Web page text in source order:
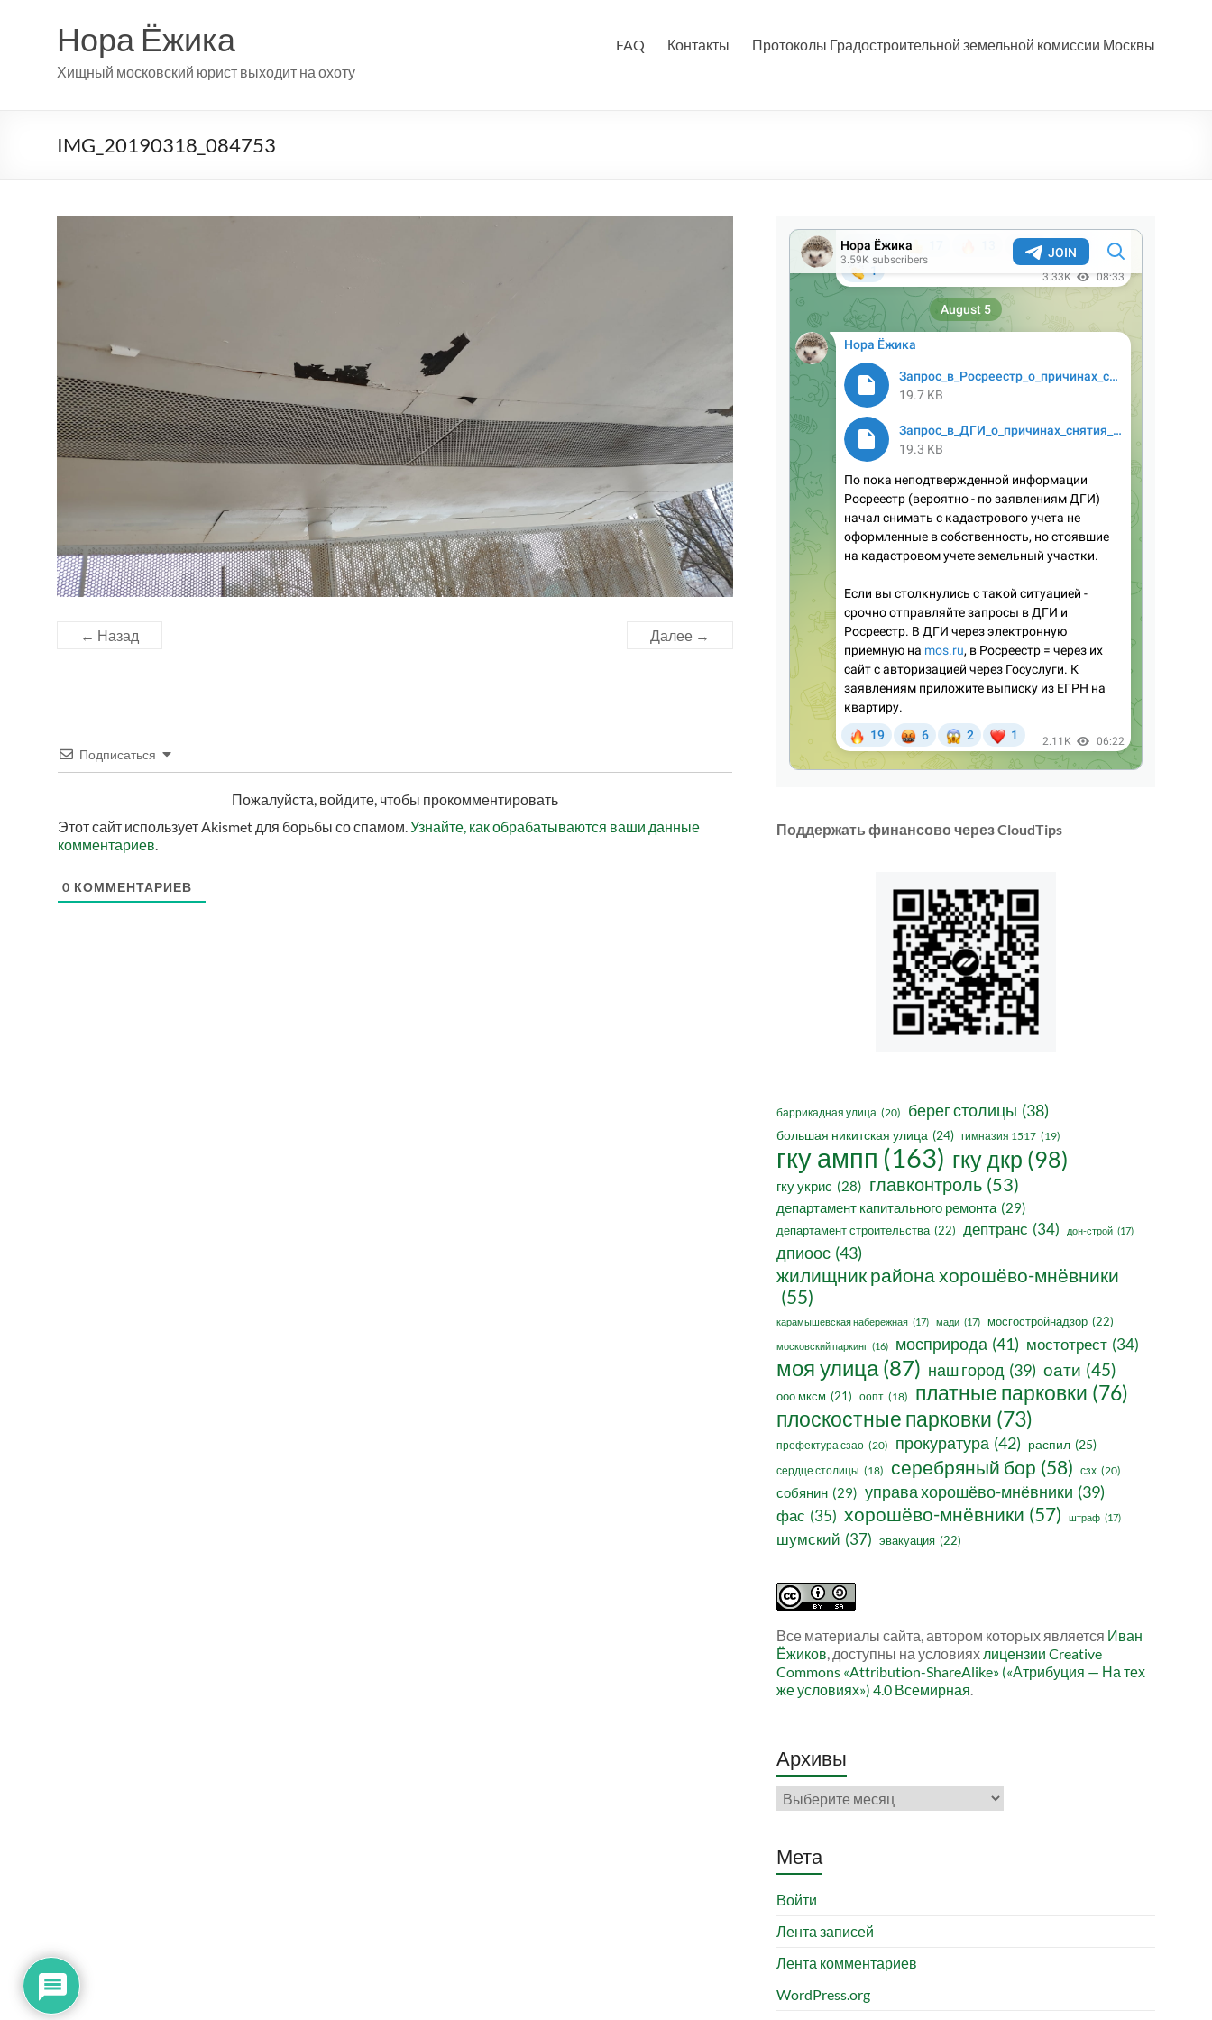
содержимомуНора Ёжика
Хищный московский юрист выходит на охоту
FAQ Контакты Протоколы Градостроительной земельной комиссии Москвы
IMG_20190318_084753
← Назад Далее →
Подписаться
Пожалуйста, войдите, чтобы прокомментировать
Этот сайт использует Akismet для борьбы со спамом.Узнайте, как обрабатываются ваши данные
комментариев.
0 КОММЕНТАРИЕВ
Поддержать финансово через CloudTips
баррикадная улица (20) берег столицы (38)
большая никитская улица (24) гимназия 1517 (19)
гку ампп (163) гку дкр (98)
гку укрис (28) главконтроль (53)
департамент капитального ремонта (29)
департамент строительства (22) дептранс (34) дон-строй (17)
дпиоос (43)
жилищник района хорошёво-мнёвники
(55)
карамышевская набережная (17) мади (17) мосгостройнадзор (22)
московский паркинг (16) мосприрода (41) мостотрест (34)
моя улица (87) наш город (39) оати (45)
ооо мксм (21) оопт (18) платные парковки (76)
плоскостные парковки (73)
префектура сзао (20) прокуратура (42) распил (25)
сердце столицы (18) серебряный бор (58) сзх (20)
собянин (29) управа хорошёво-мнёвники (39)
фас (35) хорошёво-мнёвники (57) штраф (17)
шумский (37) эвакуация (22)
Все материалы сайта, автором которых является Иван
Ёжиков, доступны на условиях лицензии Creative
Commons «Attribution-ShareAlike» («Атрибуция — На тех
же условиях») 4.0 Всемирная.
Архивы
Архивы
Мета
Войти
Лента записей
Лента комментариев
WordPress.org